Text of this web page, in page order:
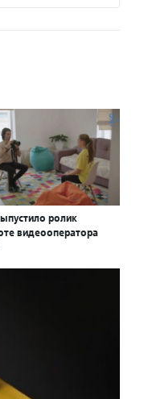
ролик
видеооператора